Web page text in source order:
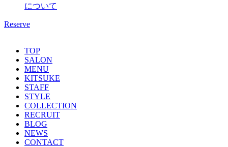
について
Reserve
TOP
SALON
MENU
KITSUKE
STAFF
STYLE
COLLECTION
RECRUIT
BLOG
NEWS
CONTACT